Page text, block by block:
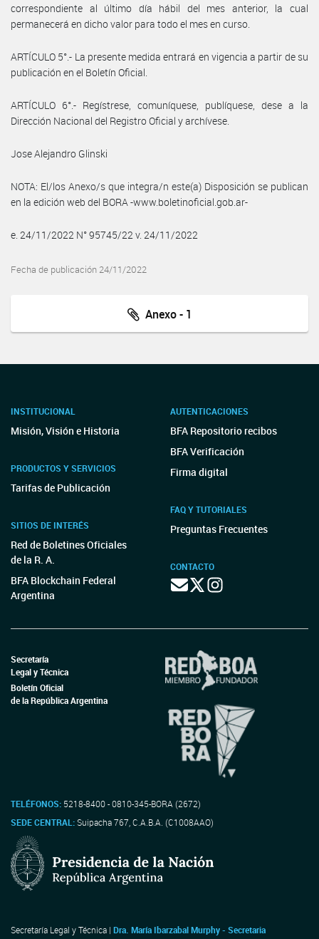
correspondiente al último día hábil del mes anterior, la cual
permanecerá en dicho valor para todo el mes en curso.
ARTÍCULO 5°.- La presente medida entrará en vigencia a partir de su
publicación en el Boletín Oficial.
ARTÍCULO 6°.- Regístrese, comuníquese, publíquese, dese a la
Dirección Nacional del Registro Oficial y archívese.
Jose Alejandro Glinski
NOTA: El/los Anexo/s que integra/n este(a) Disposición se publican
en la edición web del BORA -www.boletinoficial.gob.ar-
e. 24/11/2022 N° 95745/22 v. 24/11/2022
Fecha de publicación 24/11/2022
Anexo - 1
INSTITUCIONAL
Misión, Visión e Historia
PRODUCTOS Y SERVICIOS
Tarifas de Publicación
SITIOS DE INTERÉS
Red de Boletines Oficiales
de la R. A.
BFA Blockchain Federal
Argentina
AUTENTICACIONES
BFA Repositorio recibos
BFA Verificación
Firma digital
FAQ Y TUTORIALES
Preguntas Frecuentes
CONTACTO
Secretaría
Legal y Técnica
Boletín Oficial
de la República Argentina
TELÉFONOS: 5218-8400 - 0810-345-BORA (2672)
SEDE CENTRAL:Suipacha 767, C.A.B.A. (C1008AAO)
Secretaría Legal y Técnica | Dra. María Ibarzabal Murphy - Secretaria